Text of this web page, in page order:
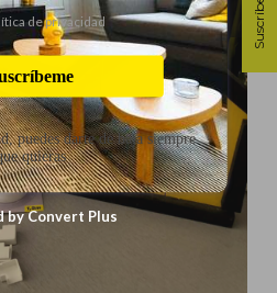
Suscríbete
de privacidad
puedes darte de baja siempre
quieras
by Convert Plus